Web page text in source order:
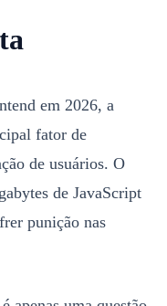
em 2026, a
fator de
de usuários. O
de JavaScript
punição nas